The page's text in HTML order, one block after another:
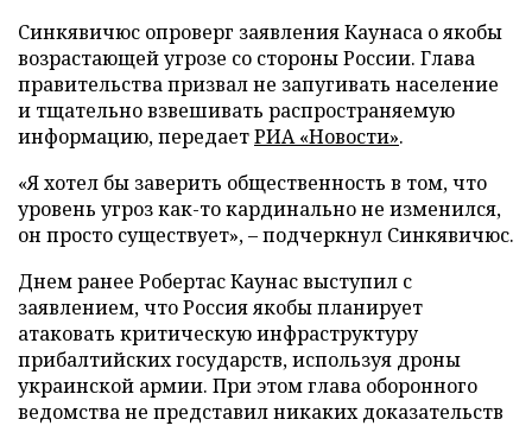
Синкявичюс опроверг заявления Каунаса о якобы
возрастающей угрозе со стороны России. Глава
правительства призвал не запугивать население
и тщательно взвешивать распространяемую
информацию, передаетРИА «Новости».
«Я хотел бы заверить общественность в том, что
уровень угроз как-то кардинально не изменился,
он просто существует», – подчеркнул Синкявичюс.
Днем ранее Робертас Каунас выступил с
заявлением, что Россия якобы планирует
атаковать критическую инфраструктуру
прибалтийских государств, используя дроны
украинской армии. При этом глава оборонного
ведомства не представил никаких доказательств